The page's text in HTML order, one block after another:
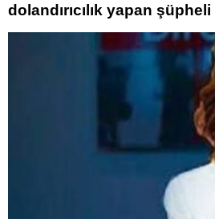
dolandırıcılık yapan